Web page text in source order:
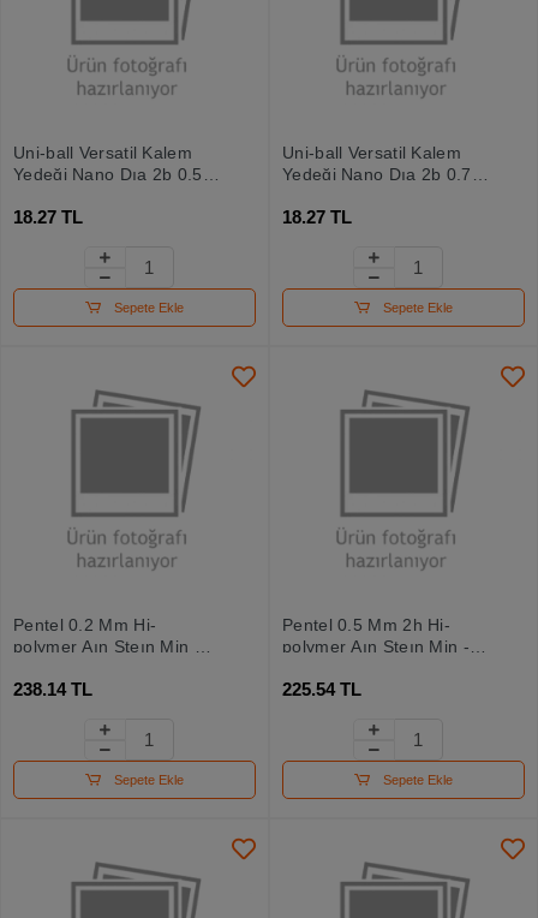
Uni-ball Versatil Kalem
Yedeği Nano Dıa 2b 0.5
18.27 TL
Sepete Ekle
Uni-ball Versatil Kalem
Yedeği Nano Dıa 2b 0.7
18.27 TL
Sepete Ekle
Pentel 0.2 Mm Hi-
polymer Aın Steın Min 20
238.14 TL
Sepete Ekle
Pentel 0.5 Mm 2h Hi-
polymer Aın Steın Min -
225.54 TL
Sepete Ekle